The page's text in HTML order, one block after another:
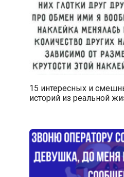
15 интересных и
историй из реальной